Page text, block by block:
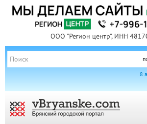
ООО "Регион центр", ИНН
8